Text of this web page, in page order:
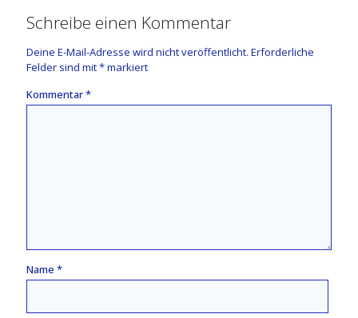
Schreibe einen Kommentar
Deine E-Mail-Adresse wird nicht veröffentlicht. Erforderliche
Felder sind mit*markiert
Kommentar*
Name *